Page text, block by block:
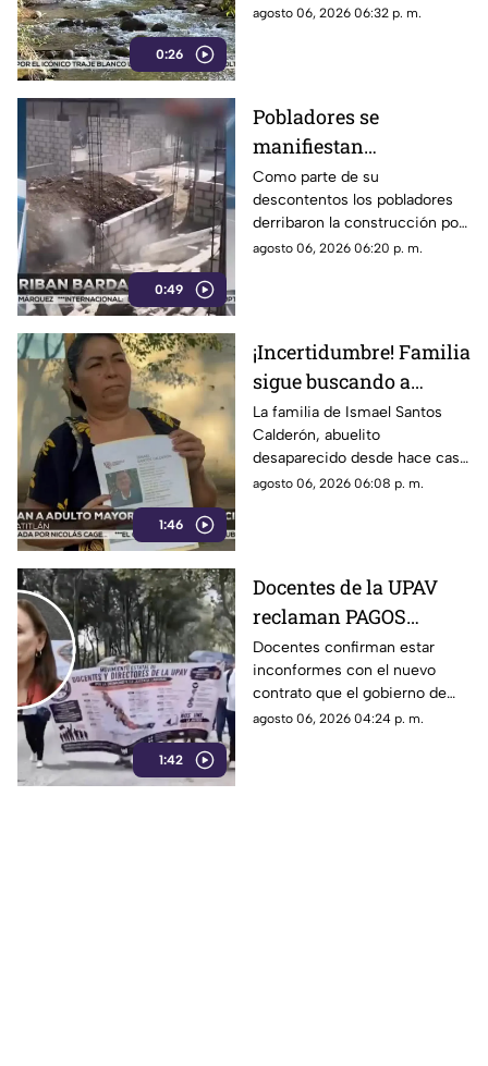
0:26
movilizando a elementos de
agosto 06, 2026 06:32 p. m.
0:49
Pobladores se
manifiestan
DERRIBANDO BARDA
tras desacuerdo con
construcción en
Veracruz [VIDEO]
Como parte de su
descontentos los pobladores
derribaron la construcción por
realizar los trabajos sin
agosto 06, 2026 06:20 p. m.
1:46
¡Incertidumbre! Familia
sigue buscando a
abuelito a casi un mes
de desaparecido en
Veracruz
La familia de Ismael Santos
Calderón, abuelito
desaparecido desde hace casi
un mes en Minatitlán,
agosto 06, 2026 06:08 p. m.
1:42
Docentes de la UPAV
reclaman PAGOS
PENDIENTES a Rocío
Nahle
Docentes confirman estar
inconformes con el nuevo
contrato que el gobierno de
Rocío Nahle les está
agosto 06, 2026 04:24 p. m.